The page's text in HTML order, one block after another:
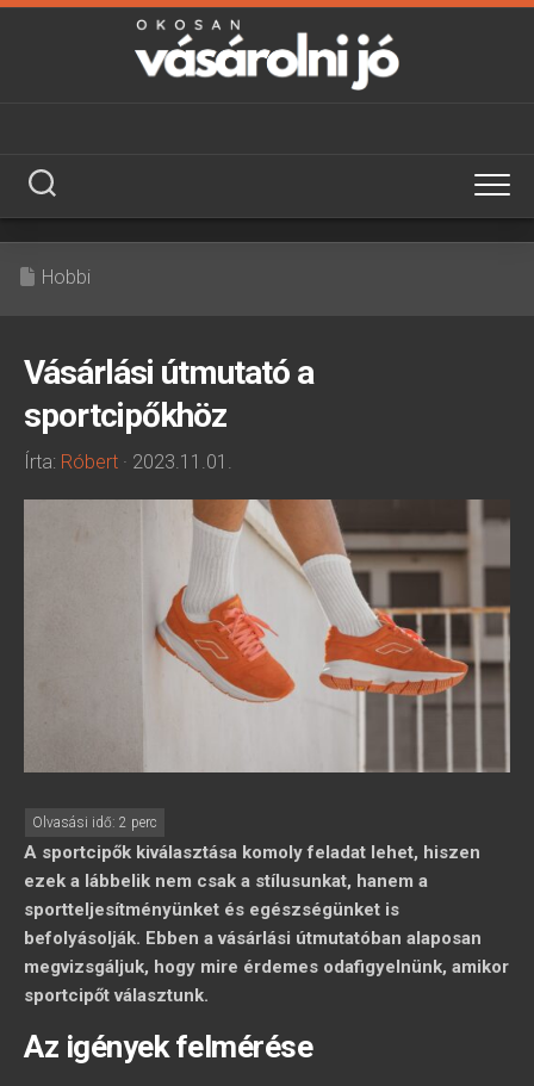
Skip
Hobbi
Vásárlási útmutató a
sportcipőkhöz
Írta: Róbert · 2023.11.01.
A sportcipők kiválasztása komoly feladat lehet, hiszen
ezek a lábbelik nem csak a stílusunkat, hanem a
sportteljesítményünket és egészségünket is
befolyásolják. Ebben a vásárlási útmutatóban alaposan
megvizsgáljuk, hogy mire érdemes odafigyelnünk, amikor
sportcipőt választunk.
Az igények felmérése